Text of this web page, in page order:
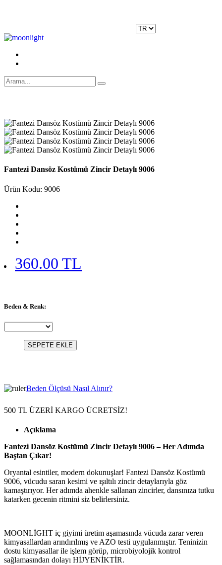
Fantezi Dansöz Kostümü Zincir Detaylı 9006
Ürün Kodu: 9006
360.00 TL
Beden & Renk:
SEPETE EKLE
Beden Ölçüsü Nasıl Alınır?
500 TL ÜZERİ KARGO ÜCRETSİZ!
Açıklama
Fantezi Dansöz Kostümü Zincir Detaylı 9006 – Her Adımda
Baştan Çıkar!
Oryantal esintiler, modern dokunuşlar! Fantezi Dansöz Kostümü
9006, vücudu saran kesimi ve ışıltılı zincir detaylarıyla göz
kamaştırıyor. Her adımda ahenkle sallanan zincirler, dansınıza tutku
katarken gecenin ritmini siz belirlersiniz.
MOONLİGHT iç giyimi üretim aşamasında vücuda zarar veren
kimyasallardan arındırılmış ve AZO testi uygulanmıştır. Teninizin
dostu kimyasallar ile işlem görüp, microbiyolojik kontrol
sağlamasından dolayı HİJYENİKTİR.